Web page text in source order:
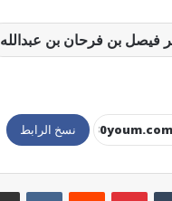
فيصل بن فرحان بن عبدالله
نسخ الرابط
بينتيريست